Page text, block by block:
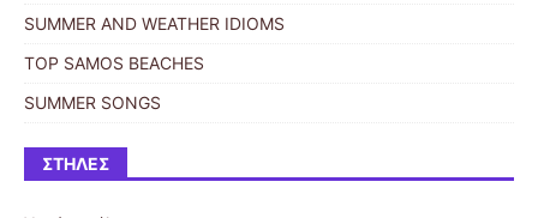
SUMMER AND WEATHER IDIOMS
TOP SAMOS BEACHES
SUMMER SONGS
ΣΤΉΛΕΣ